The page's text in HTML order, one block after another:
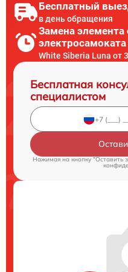
Бесплатный
в день обращения
Замена
электросамоката
White Siberia Luna от
Бесплатная
специалистом
Нажимая на кнопку "Оставить